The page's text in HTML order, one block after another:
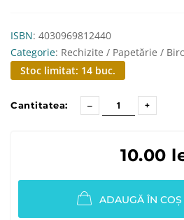
ISBN: 4030969812440
Categorie: Rechizite / Papetărie /
Stoc limitat: 14 buc.
Cantitatea:
10.00
ADAUGĂ ÎN COȘ